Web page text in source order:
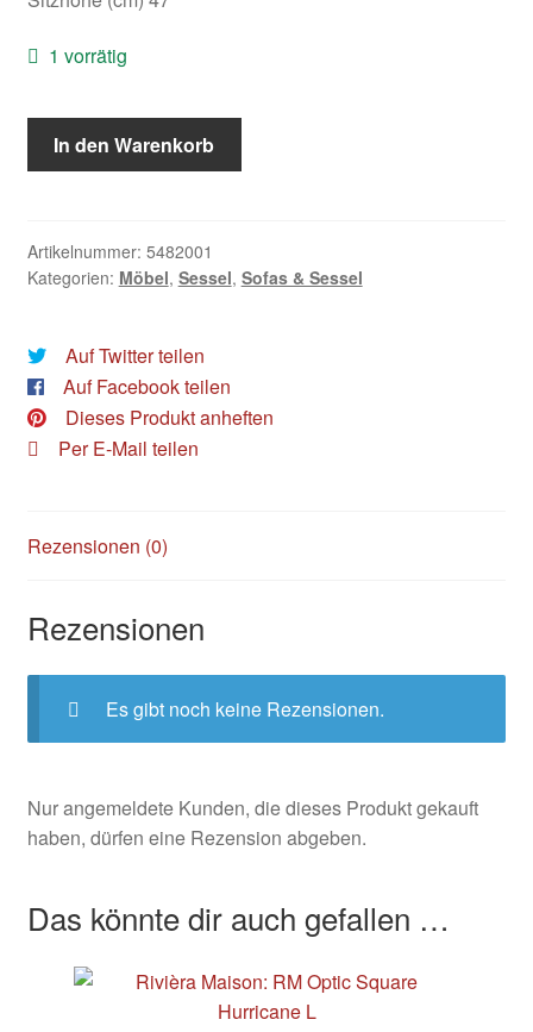
1 vorrätig
Rivièra
Maison:
Chair,
leather,
In den Warenkorb
Artikelnummer: 5482001
Kategorien: Möbel, Sessel, Sofas & Sessel
Auf Twitter teilen
Auf Facebook teilen
Dieses Produkt anheften
Per E-Mail teilen
Rezensionen (0)
Rezensionen
Es gibt noch keine Rezensionen.
Nur angemeldete Kunden, die dieses Produkt gekauft
haben, dürfen eine Rezension abgeben.
Das könnte dir auch gefallen …